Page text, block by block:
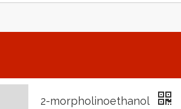
2-morpholinoethanol